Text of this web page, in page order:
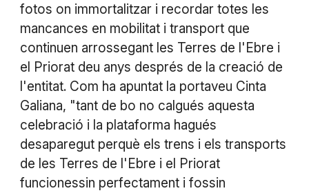
fotos on immortalitzar i recordar totes les
mancances en mobilitat i transport que
continuen arrossegant les Terres de l'Ebre i
el Priorat deu anys després de la creació de
l'entitat. Com ha apuntat la portaveu Cinta
Galiana, "tant de bo no calgués aquesta
celebració i la plataforma hagués
desaparegut perquè els trens i els transports
de les Terres de l'Ebre i el Priorat
funcionessin perfectament i fossin